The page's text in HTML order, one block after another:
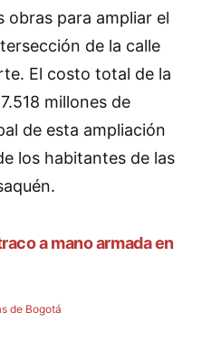
obras para ampliar el
de la calle
El costo total de la
millones de
de esta ampliación
los habitantes de las
a mano armada en
de Bogotá